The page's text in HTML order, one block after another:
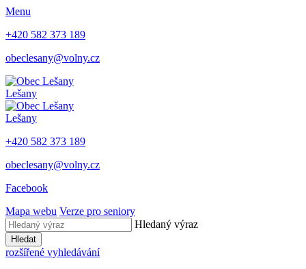
Menu
+420 582 373 189
obeclesany@volny.cz
Lešany
Lešany
+420 582 373 189
obeclesany@volny.cz
Facebook
Mapa webu Verze pro seniory
Hledaný výraz
Hledat
rozšířené vyhledávání